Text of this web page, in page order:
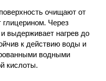
очищают от
глицерином. Через
выдерживает нагрев до
к действию воды и
водными
кислоты.